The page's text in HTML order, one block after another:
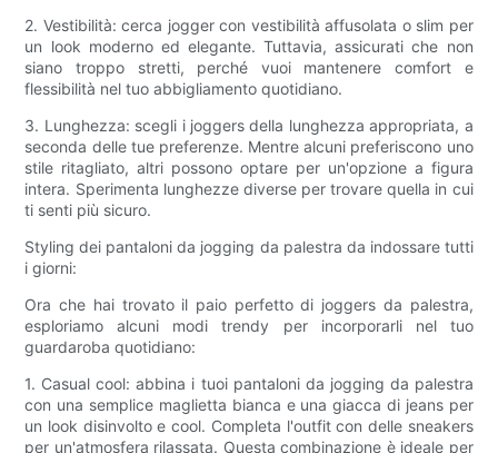
2. Vestibilità: cerca jogger con vestibilità affusolata o slim per
un look moderno ed elegante. Tuttavia, assicurati che non
siano troppo stretti, perché vuoi mantenere comfort e
flessibilità nel tuo abbigliamento quotidiano.
3. Lunghezza: scegli i joggers della lunghezza appropriata, a
seconda delle tue preferenze. Mentre alcuni preferiscono uno
stile ritagliato, altri possono optare per un'opzione a figura
intera. Sperimenta lunghezze diverse per trovare quella in cui
ti senti più sicuro.
Styling dei pantaloni da jogging da palestra da indossare tutti
i giorni:
Ora che hai trovato il paio perfetto di joggers da palestra,
esploriamo alcuni modi trendy per incorporarli nel tuo
guardaroba quotidiano:
1. Casual cool: abbina i tuoi pantaloni da jogging da palestra
con una semplice maglietta bianca e una giacca di jeans per
un look disinvolto e cool. Completa l'outfit con delle sneakers
per un'atmosfera rilassata. Questa combinazione è ideale per